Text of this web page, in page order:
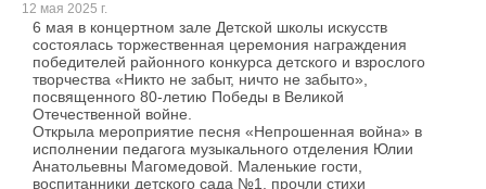
12 мая 2025 г.
6 мая в концертном зале Детской школы искусств
состоялась торжественная церемония награждения
победителей районного конкурса детского и взрослого
творчества «Никто не забыт, ничто не забыто»,
посвященного 80-летию Победы в Великой
Отечественной войне.
Открыла мероприятие песня «Непрошенная война» в
исполнении педагога музыкального отделения Юлии
Анатольевны Магомедовой. Маленькие гости,
воспитанники детского сада №1, прочли стихи